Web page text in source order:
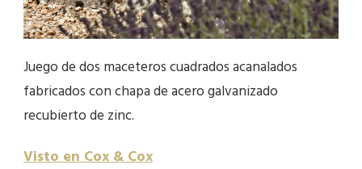
Juego de dos maceteros cuadrados acanalados
fabricados con chapa de acero galvanizado
recubierto de zinc.
Visto en Cox & Cox